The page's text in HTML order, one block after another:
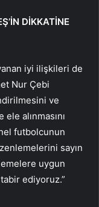
DİKKATİNE
iyi ilişkileri de
Nur Çebi
ve
alınmasını
futbolcunun
sayın
uygun
ediyoruz.”